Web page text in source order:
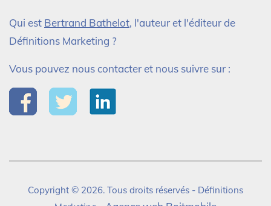
Qui est Bertrand Bathelot, l'auteur et l'éditeur de
Définitions Marketing ?
Vous pouvez nous contacter et nous suivre sur :
Copyright © 2026. Tous droits réservés - Définitions